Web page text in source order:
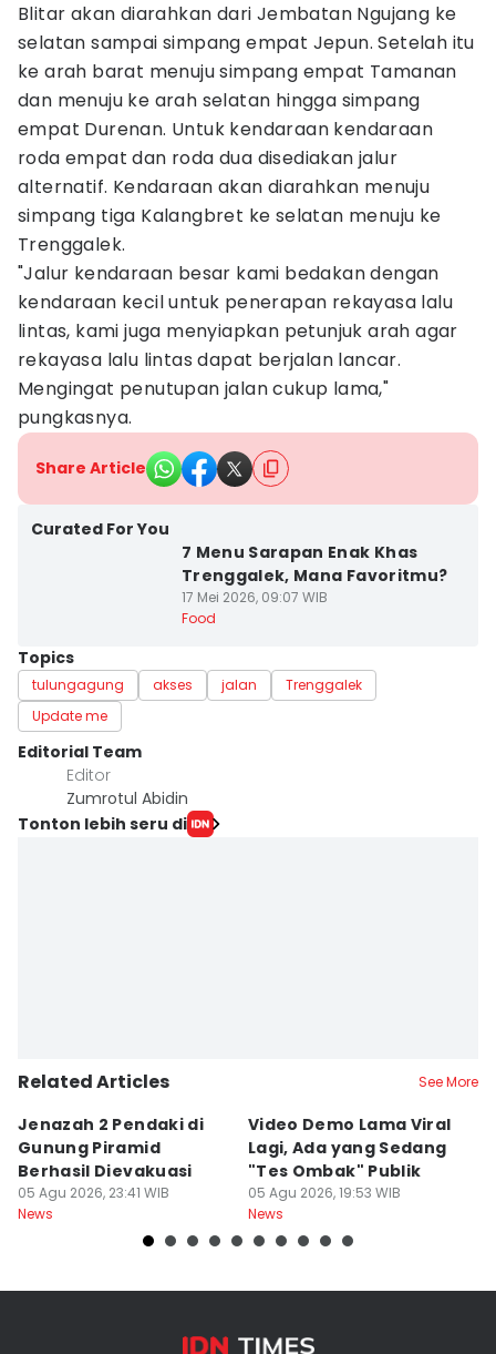
Blitar akan diarahkan dari Jembatan Ngujang ke
selatan sampai simpang empat Jepun. Setelah itu
ke arah barat menuju simpang empat Tamanan
dan menuju ke arah selatan hingga simpang
empat Durenan. Untuk kendaraan kendaraan
roda empat dan roda dua disediakan jalur
alternatif. Kendaraan akan diarahkan menuju
simpang tiga Kalangbret ke selatan menuju ke
Trenggalek.
"Jalur kendaraan besar kami bedakan dengan
kendaraan kecil untuk penerapan rekayasa lalu
lintas, kami juga menyiapkan petunjuk arah agar
rekayasa lalu lintas dapat berjalan lancar.
Mengingat penutupan jalan cukup lama,"
pungkasnya.
Share Article
Curated For You
7 Menu Sarapan Enak Khas
Trenggalek, Mana Favoritmu?
17 Mei 2026, 09:07 WIB
Food
Topics
tulungagung akses jalan
Trenggalek
Update me
Editorial Team
Editor
Zumrotul Abidin
Tonton lebih seru di
Related Articles See More
Jenazah 2 Pendaki di
Gunung Piramid
Berhasil Dievakuasi
05 Agu 2026, 23:41 WIB
News
Video Demo Lama Viral
Lagi, Ada yang Sedang
"Tes Ombak" Publik
05 Agu 2026, 19:53 WIB
News